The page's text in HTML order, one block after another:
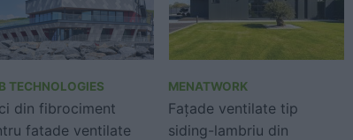
TECHNOLOGIES
din fibrociment
fatade ventilate
MENATWORK
Fațade ventilate tip
siding-lambriu din